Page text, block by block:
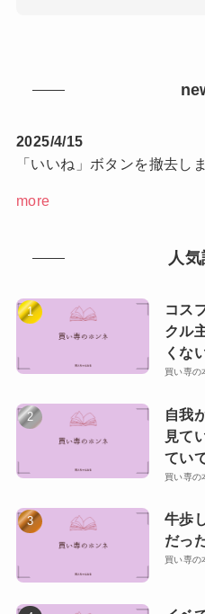
2025/4/15
「いいね」ボタンを撤去し
more
人
コス
クル
くな
買い専の
自我
見て
てい
買い専の
牛歩
だっ
買い専の